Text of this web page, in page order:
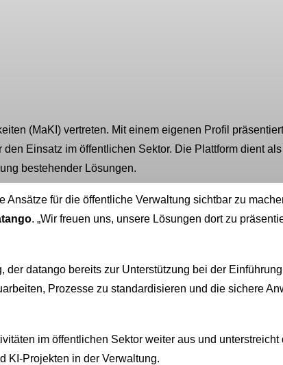
(MaKI) vertreten. Mit einem eigenen Profil
Einsatz im öffentlichen Sektor. Die Plattform dient
bestehender Lösungen.
für die öffentliche Verwaltung sichtbar zu
. „Wir freuen uns, unsere Lösungen dort zu
datango bereits zur Unterstützung bei der
Prozesse zu standardisieren und die sichere
im öffentlichen Sektor weiter aus und
KI-Projekten in der Verwaltung.